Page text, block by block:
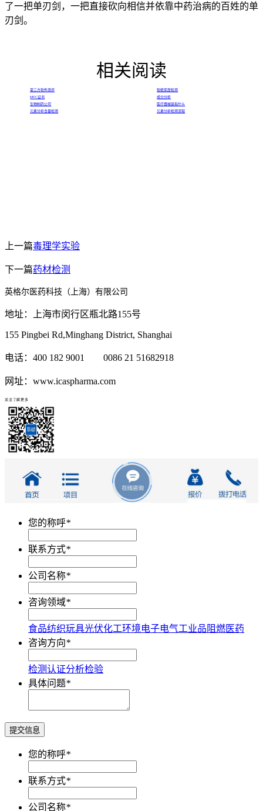
了一把单刃剑，一把直接砍向相信并依靠中药治病的百姓的单
刃剑。
相关阅读
第三方软件测评
智能家居检测
MTC证书
成分分析
生物制药公司
医疗器械是指什么
元素分析含量检测
元素分析检测流程
上一篇毒理学实验
下一篇药材检测
英格尔医药科技（上海）有限公司
地址：上海市闵行区瓶北路155号
155 Pingbei Rd,Minghang District, Shanghai
电话：400 182 9001 0086 21 51682918
网址：www.icaspharma.com
关注了解更多
您的称呼*
联系方式*
公司名称*
咨询领域*
食品纺织玩具光伏化工环境电子电气工业品 阻燃医药
咨询方向*
检测认证分析检验
具体问题*
提交信息
您的称呼*
联系方式*
公司名称*